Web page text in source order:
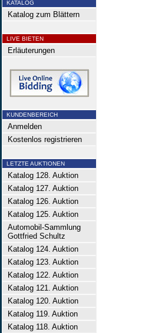
KATALOG
Katalog zum Blättern
LIVE BIETEN
Erläuterungen
KUNDENBEREICH
Anmelden
Kostenlos registrieren
LETZTE AUKTIONEN
Katalog 128. Auktion
Katalog 127. Auktion
Katalog 126. Auktion
Katalog 125. Auktion
Automobil-Sammlung
Gottfried Schultz
Katalog 124. Auktion
Katalog 123. Auktion
Katalog 122. Auktion
Katalog 121. Auktion
Katalog 120. Auktion
Katalog 119. Auktion
Katalog 118. Auktion